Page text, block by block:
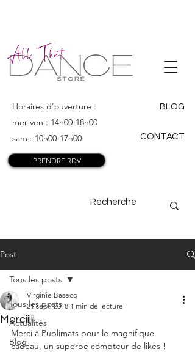
ALL THAT
DANCE
Horaires d'ouverture :
mer-ven : 14h00-18h00
sam : 10h00-17h00
BLOG
CONTACT
PRENDRE RDV
Post
Tous les posts
Actualités
Blog
Tous les posts
Merciiiii
Virginie Basecq
21 sept. 2018 1 min de lecture
Merci à Publimats pour le magnifique
cadeau, un superbe compteur de likes !